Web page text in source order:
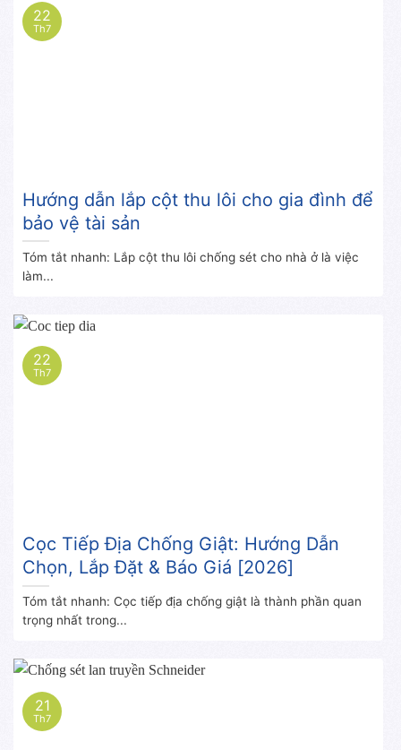
Hướng dẫn lắp cột thu lôi cho gia đình để
bảo vệ tài sản
Tóm tắt nhanh: Lắp cột thu lôi chống sét cho nhà ở là việc
làm...
22
Th7
Cọc Tiếp Địa Chống Giật: Hướng Dẫn
Chọn, Lắp Đặt & Báo Giá [2026]
Tóm tắt nhanh: Cọc tiếp địa chống giật là thành phần quan
trọng nhất trong...
22
Th7
21
Th7